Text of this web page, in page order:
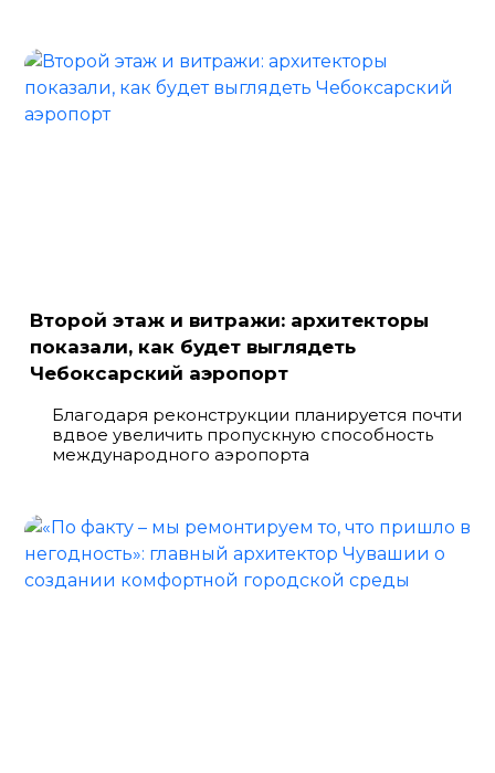
Второй этаж и витражи: архитекторы
показали, как будет выглядеть
Чебоксарский аэропорт
Благодаря реконструкции планируется почти
вдвое увеличить пропускную способность
международного аэропорта